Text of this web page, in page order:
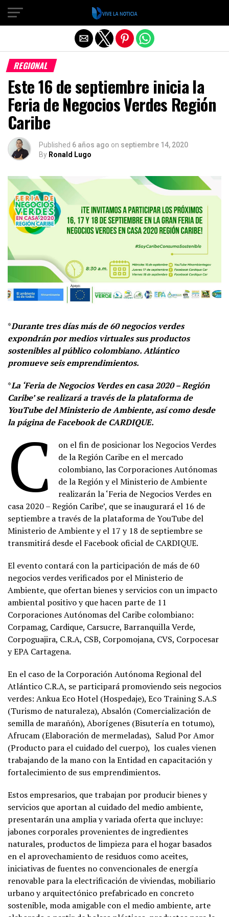
REGIONAL
Este 16 de septiembre inicia la
Feria de Negocios Verdes Región
Caribe
Published 6 años ago on septiembre 14, 2020
By Ronald Lugo
*Durante tres días más de 60 negocios verdes
expondrán por medios virtuales sus productos
sostenibles al público colombiano. Atlántico
promueve seis emprendimientos.
*La ‘Feria de Negocios Verdes en casa 2020 – Región
Caribe’ se realizará a través de la plataforma de
YouTube del Ministerio de Ambiente, así como desde
la página de Facebook de CARDIQUE.
C
on el fin de posicionar los Negocios Verdes
de la Región Caribe en el mercado
colombiano, las Corporaciones Autónomas
de la Región y el Ministerio de Ambiente
realizarán la ‘Feria de Negocios Verdes en
casa 2020 – Región Caribe’, que se inaugurará el 16 de
septiembre a través de la plataforma de YouTube del
Ministerio de Ambiente y el 17 y 18 de septiembre se
transmitirá desde el Facebook oficial de CARDIQUE.
El evento contará con la participación de más de 60
negocios verdes verificados por el Ministerio de
Ambiente, que ofertan bienes y servicios con un impacto
ambiental positivo y que hacen parte de 11
Corporaciones Autónomas del Caribe colombiano:
Corpamag, Cardique, Carsucre, Barranquilla Verde,
Corpoguajira, C.R.A, CSB, Corpomojana, CVS, Corpocesar
y EPA Cartagena.
En el caso de la Corporación Autónoma Regional del
Atlántico C.R.A, se participará promoviendo seis negocios
verdes: Ankua Eco Hotel (Hospedaje), Eco Training S.A.S
(Turismo de naturaleza), Absalón (Comercialización de
semilla de marañón), Aborígenes (Bisutería en totumo),
Afrucam (Elaboración de mermeladas), Salud Por Amor
(Producto para el cuidado del cuerpo), los cuales vienen
trabajando de la mano con la Entidad en capacitación y
fortalecimiento de sus emprendimientos.
Estos empresarios, que trabajan por producir bienes y
servicios que aportan al cuidado del medio ambiente,
presentarán una amplia y variada oferta que incluye:
jabones corporales provenientes de ingredientes
naturales, productos de limpieza para el hogar basados
en el aprovechamiento de residuos como aceites,
iniciativas de fuentes no convencionales de energía
renovable para la electrificación de viviendas, mobiliario
urbano y arquitectónico prefabricado en concreto
sostenible, moda amigable con el medio ambiente, arte
Salir de la versión móvil